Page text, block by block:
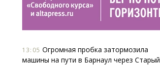
13:05 Огромная пробка затормозила
машины на пути в Барнаул через Старый